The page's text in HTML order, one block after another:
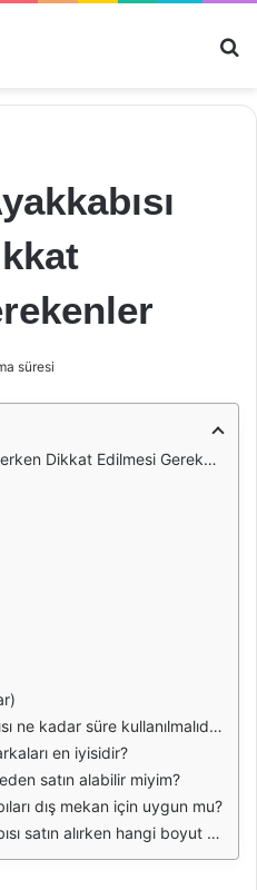
süresi
Dikkat Edilmesi Gerekenler
kadar süre kullanılmalıdır?
en iyisidir?
satın alabilir miyim?
dış mekan için uygun mu?
alırken hangi boyut tercih edilmelidir?